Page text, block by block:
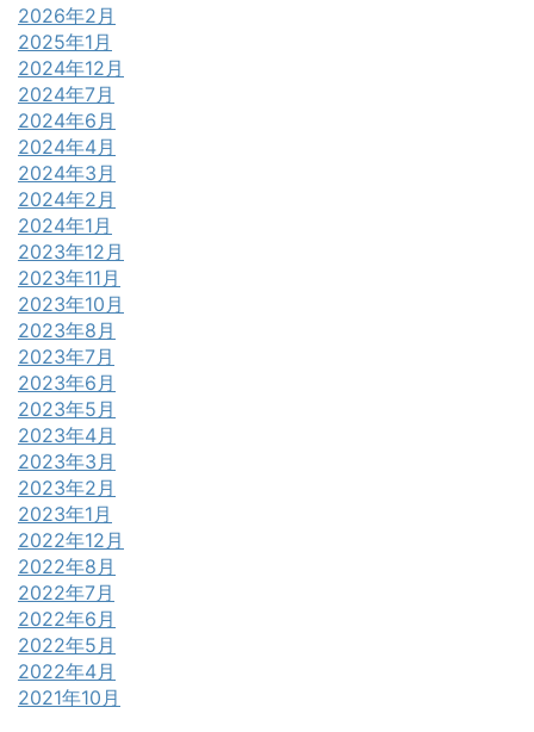
2026年2月
2025年1月
2024年12月
2024年7月
2024年6月
2024年4月
2024年3月
2024年2月
2024年1月
2023年12月
2023年11月
2023年10月
2023年8月
2023年7月
2023年6月
2023年5月
2023年4月
2023年3月
2023年2月
2023年1月
2022年12月
2022年8月
2022年7月
2022年6月
2022年5月
2022年4月
2021年10月